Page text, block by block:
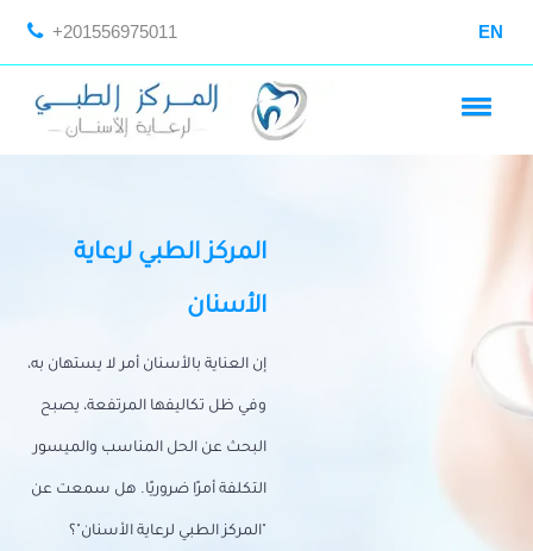
+201556975011 EN
المركز الطبي لرعاية
الأسنان
إن العناية بالأسنان أمر لا يستهان به،
وفي ظل تكاليفها المرتفعة، يصبح
البحث عن الحل المناسب والميسور
التكلفة أمرًا ضروريًا. هل سمعت عن
"المركز الطبي لرعاية الأسنان"؟